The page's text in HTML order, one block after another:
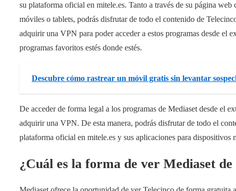
su plataforma oficial en mitele.es. Tanto a través de su página
móviles o tablets, podrás disfrutar de todo el contenido de
adquirir una VPN para poder acceder a estos programas desde el
programas favoritos estés donde estés.
Descubre cómo rastrear un móvil gratis sin levantar
De acceder de forma legal a los programas de Mediaset desde el
adquirir una VPN. De esta manera, podrás disfrutar de todo el
plataforma oficial en mitele.es y sus aplicaciones para dispositivos
¿Cuál es la forma de ver Mediaset